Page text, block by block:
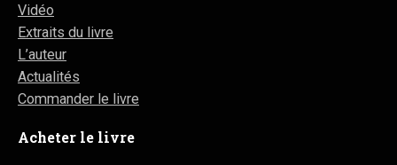
Vidéo
Extraits du livre
L’auteur
Actualités
Commander le livre
Acheter le livre